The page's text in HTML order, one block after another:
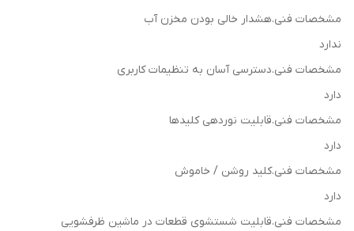
مشخصات فنی.هشدار خالی بودن مخزن آب
ندارد
مشخصات فنی.دسترسی آسان به تنظیمات کاربری
دارد
مشخصات فنی.قابلیت نوردهی کلیدها
دارد
مشخصات فنی.کلید روشن / خاموش
دارد
مشخصات فنی.قابلیت شستشوی قطعات در ماشین ظرفشویی